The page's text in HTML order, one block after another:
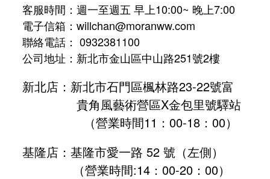
客服時間：週一至週五 早上10:00~ 晚上7:00
電子信箱：willchan@moranww.com
聯絡電話： 0932381100
公司地址：新北市金山區中山路251號2樓
新北店：新北市石門區楓林路23-22號富
貴角風藝術營區X金包里號驛站
（營業時間11：00-18：00）
基隆店：基隆市愛一路 52 號（左側）
（營業時間:14：00-20：00）